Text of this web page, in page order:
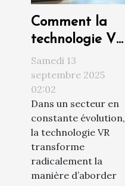
Comment la
technologie VR
révolutionne
les visites
immobilières ?
Samedi 13
septembre 2025
02:02
Dans un secteur en
constante évolution,
la technologie VR
transforme
radicalement la
manière d’aborder